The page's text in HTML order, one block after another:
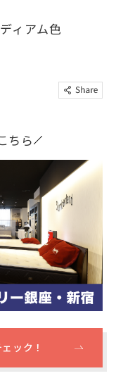
ィアム色
ちら
ック！